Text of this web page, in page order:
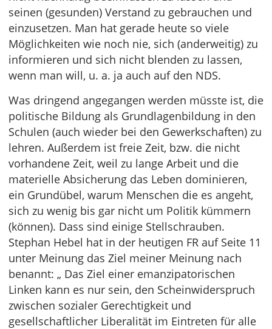
seinen (gesunden) Verstand zu gebrauchen und
einzusetzen. Man hat gerade heute so viele
Möglichkeiten wie noch nie, sich (anderweitig) zu
informieren und sich nicht blenden zu lassen,
wenn man will, u. a. ja auch auf den NDS.
Was dringend angegangen werden müsste ist, die
politische Bildung als Grundlagenbildung in den
Schulen (auch wieder bei den Gewerkschaften) zu
lehren. Außerdem ist freie Zeit, bzw. die nicht
vorhandene Zeit, weil zu lange Arbeit und die
materielle Absicherung das Leben dominieren,
ein Grundübel, warum Menschen die es angeht,
sich zu wenig bis gar nicht um Politik kümmern
(können). Dass sind einige Stellschrauben.
Stephan Hebel hat in der heutigen FR auf Seite 11
unter Meinung das Ziel meiner Meinung nach
benannt: „ Das Ziel einer emanzipatorischen
Linken kann es nur sein, den Scheinwiderspruch
zwischen sozialer Gerechtigkeit und
gesellschaftlicher Liberalität im Eintreten für alle